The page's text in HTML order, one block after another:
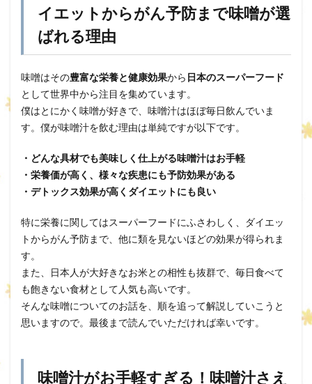
イエットからがん予防まで味噌が選
ばれる理由
味噌はその豊富な栄養と健康効果から 日本のスーパーフード
として世界中から注目を集めています。
僕はとにかく味噌が好きで、味噌汁はほぼ毎日飲んでいま
す。僕が味噌汁を飲む理由は単純ですが以下です。
・どんな具材でも美味しく仕上がる味噌汁はお手軽
・栄養価が高く、様々な疾患にも予防効果がある
・デトックス効果が高くダイエットにも良い
特に栄養に関してはスーパーフードにふさわしく、ダイエッ
トからがん予防まで、他に類を見ないほどの効果が得られま
す。
また、日本人が大好きなお米との相性も抜群で、毎日食べて
も飽きない食材として人気も高いです。
そんな味噌についてのお話を、順を追って解説していこうと
思いますので。最後まで読んでいただければ幸いです。
味噌汁がお手軽すぎる！味噌汁さえ